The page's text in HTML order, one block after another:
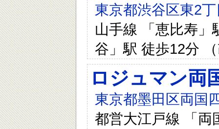
東京都渋谷区東2
山手線 「恵比寿」
谷」駅 徒歩12分
ロジュマン両
東京都墨田区両国
都営大江戸線 「両